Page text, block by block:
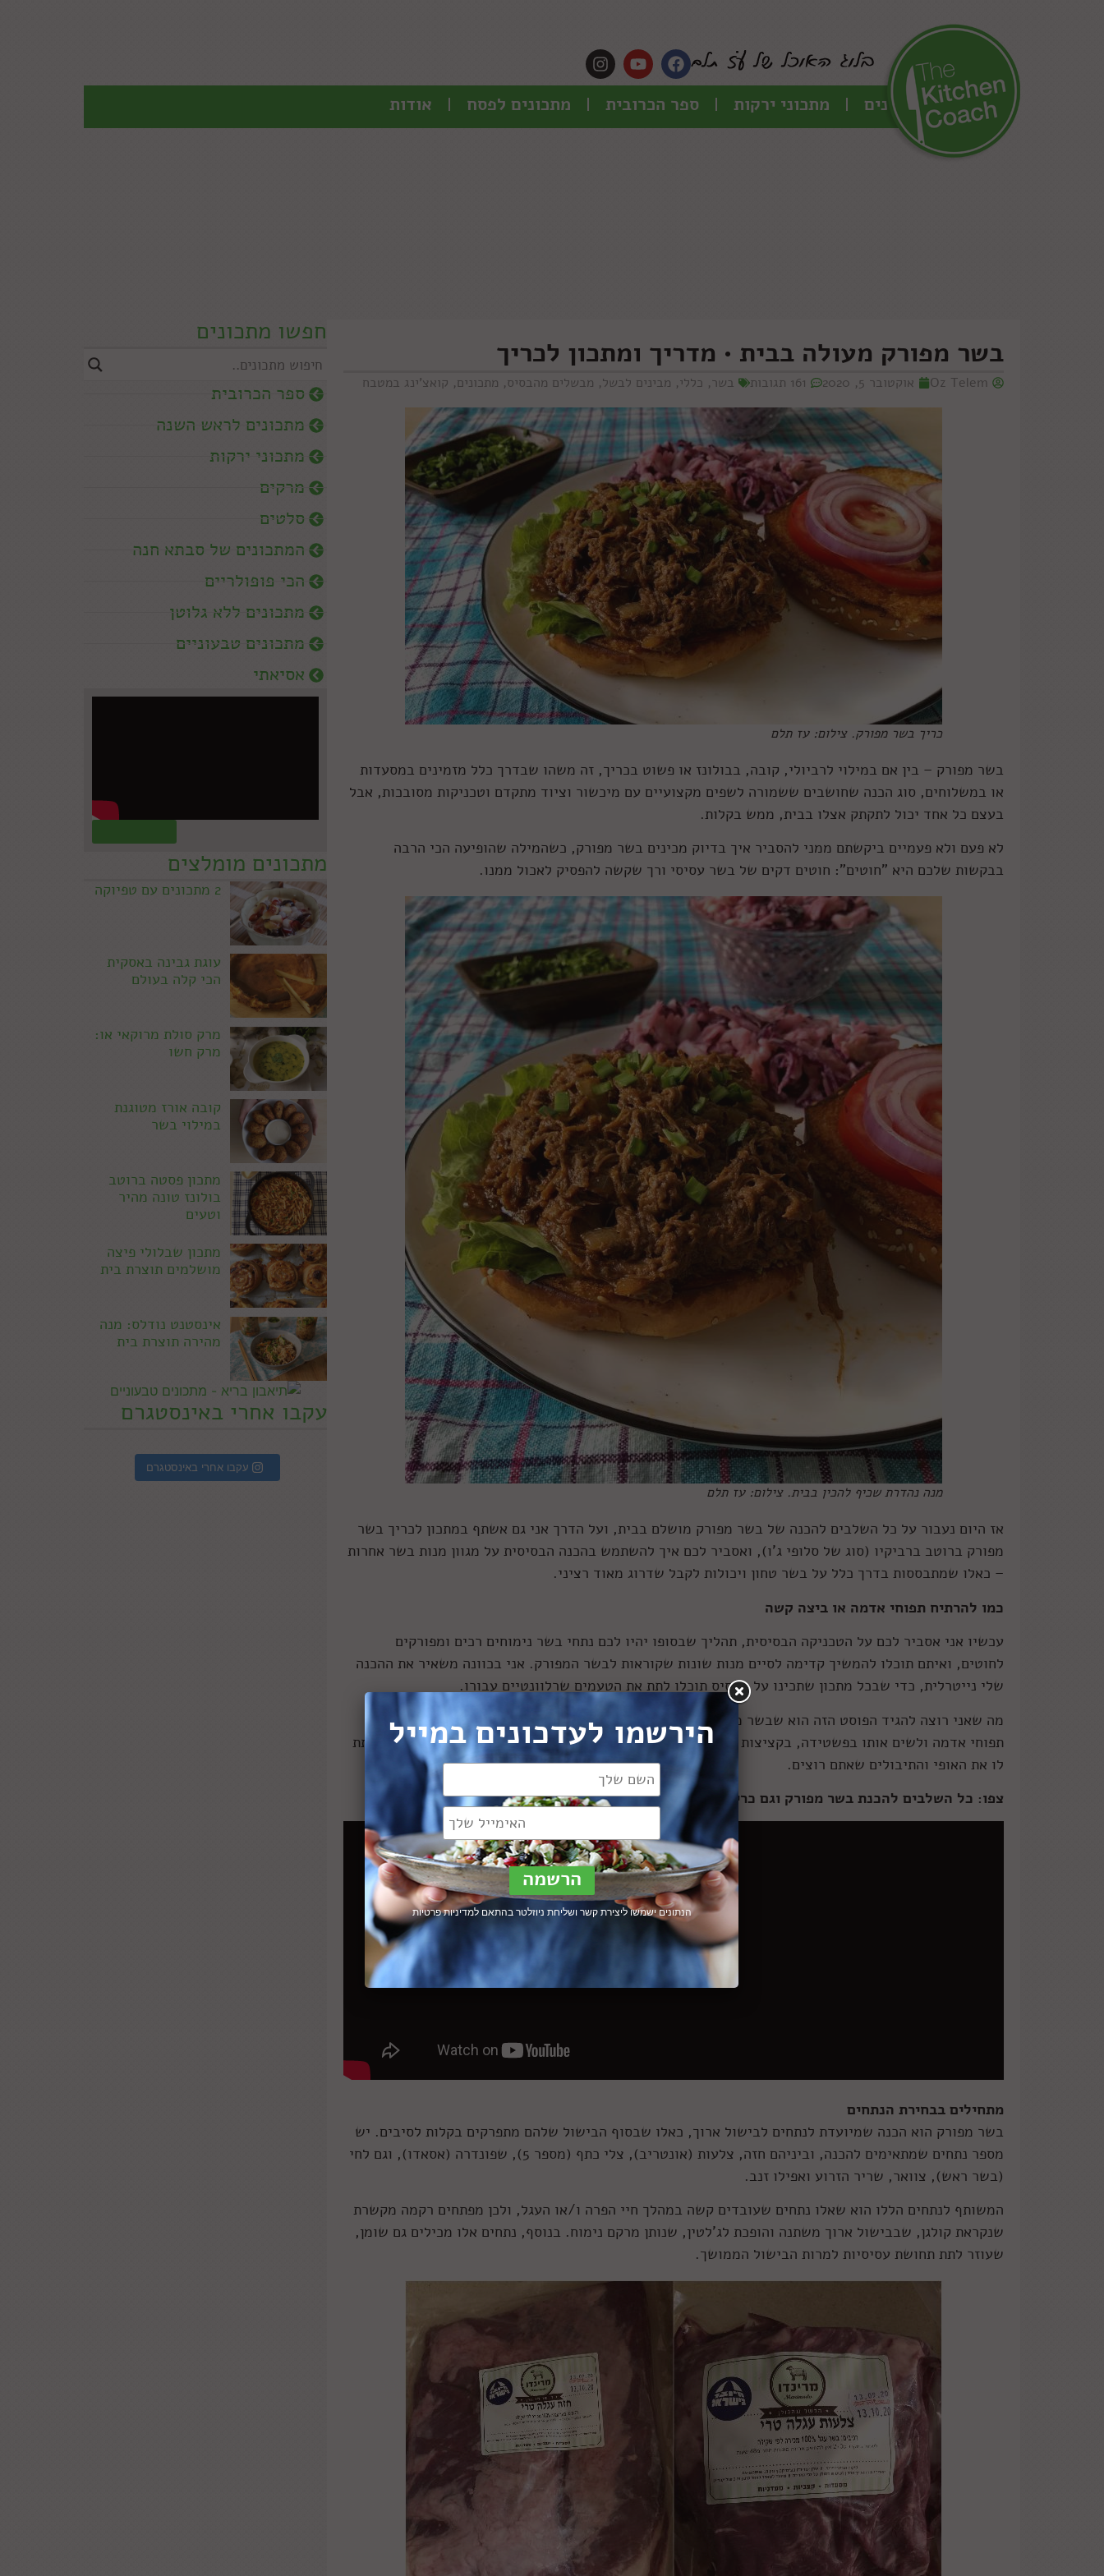
כל המתכונים מתכוני ירקות ספר הכרובית מתכונים לפסח אודות
חפשו מתכונים
ספר הכרובית
מתכונים לראש השנה
מתכוני ירקות
מרקים
סלטים
המתכונים של סבתא חנה
הכי פופולריים
מתכונים ללא גלוטן
מתכונים טבעוניים
אסיאתי
מתכונים מומלצים
2 מתכונים עם טפיוקה
עוגת גבינה באסקית
הכי קלה בעולם
מרק סולת מרוקאי או:
מרק חשו
קובה אורז מטוגנת
במילוי בשר
מתכון פסטה ברוטב
בולונז טונה מהיר
וטעים
מתכון שבלולי פיצה
מושלמים תוצרת בית
אינסטנט נודלס: מנה
מהירה תוצרת בית
עקבו אחרי באינסטגרם
עקבו אחרי באינסטגרם
בשר מפורק מעולה בבית • מדריך ומתכון לכריך
Oz Telem אוקטובר 5, 2020 161 תגובות בשר, כללי, מבינים לבשל, מבשלים מהבסיס, מתכונים, קואצ'ינג במטבח
כריך בשר מפורק. צילום: עז תלם
בשר מפורק – בין אם במילוי לרביולי, קובה, בבולונז או פשוט בכריך, זה משהו שבדרך כלל מזמינים במסעדות
או במשלוחים, סוג הכנה שחושבים ששמורה לשפים מקצועיים עם מיכשור וציוד מתקדם וטכניקות מסובכות, אבל
בעצם כל אחד יכול לתקתק אצלו בבית, ממש בקלות.
לא פעם ולא פעמיים ביקשתם ממני להסביר איך בדיוק מכינים בשר מפורק, כשהמילה שהופיעה הכי הרבה
בבקשות שלכם היא "חוטים": חוטים דקים של בשר עסיסי ורך שקשה להפסיק לאכול ממנו.
מנה נהדרת שכיף להכין בבית. צילום: עז תלם
אז היום נעבור על כל השלבים להכנה של בשר מפורק מושלם בבית, ועל הדרך אני גם אשתף במתכון לכריך בשר
מפורק ברוטב ברביקיו (סוג של סלופי ג'ו), ואסביר לכם איך להשתמש בהכנה הבסיסית על מגוון מנות בשר אחרות
– כאלו שמתבססות בדרך כלל על בשר טחון ויכולות לקבל שדרוג מאוד רציני.
כמו להרתיח תפוחי אדמה או ביצה קשה
עכשיו אני אסביר לכם על הטכניקה הבסיסית, תהליך שבסופו יהיו לכם נתחי בשר נימוחים רכים ומפורקים
לחוטים, ואיתם תוכלו להמשיך קדימה לסיים מנות שונות שקוראות לבשר המפורק. אני בכוונה משאיר את ההכנה
שלי נייטרלית, כדי שבכל מתכון שתכינו על הבסיס תוכלו לתת את הטעמים שרלוונטיים עבורו.
מה שאני רוצה להגיד הפוסט הזה הוא שבשר מפורק הוא הכנה בסיסית, כמו שאתם למשל יכולים להכין פירה
תפוחי אדמה ולשים אותו בפשטידה, בקציצות או מעל פאי רועים, ככה אפשר להכין בשר מפורק נקי וכל פעם לתת
לו את האופי והתיבולים שאתם רוצים.
צפו: כל השלבים להכנת בשר מפורק וגם כריך
מתחילים בבחירת הנתחים
בשר מפורק הוא הכנה שמיועדת לנתחים לבישול ארוך, כאלו שבסוף הבישול שלהם מתפרקים בקלות לסיבים. יש
מספר נתחים שמתאימים להכנה, וביניהם חזה, צלעות (אונטריב), צלי כתף (מספר 5), שפונדרה (אסאדו), וגם לחי
(בשר ראש), צוואר, שריר הזרוע ואפילו זנב.
המשותף לנתחים הללו הוא שאלו נתחים שעובדים קשה במהלך חיי הפרה ו/או העגל, ולכן מפתחים רקמה מקשרת
שנקראת קולגן, שבבישול ארוך משתנה והופכת לג'לטין, שנותן מרקם נימוח. בנוסף, נתחים אלו מכילים גם שומן,
שעוזר לתת תחושת עסיסיות למרות הבישול הממושך.
הירשמו לעדכונים במייל
הנתונים ישמשו ליצירת קשר ושליחת ניוזלטר בהתאם למדיניות פרטיות